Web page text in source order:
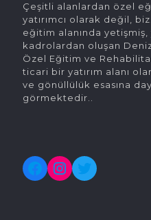
Çeşitli alanlardan özel
yatırımcı olarak değil,
eğitim alanında yetişmiş,
kadrolardan oluşan
Özel Eğitim ve
ticari bir yatırım alanı
ve gönüllülük esasına
görmektedir..
Facebook
Instagram
Twitter